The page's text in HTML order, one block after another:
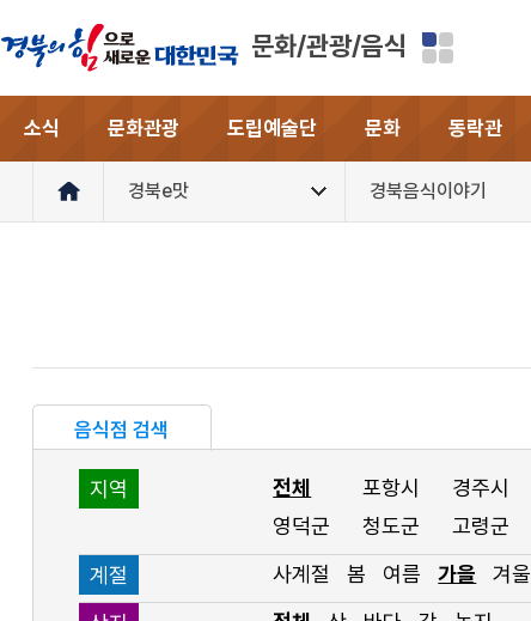
문화/관광/음식
소식 문화관광 도립예술단 문화 동락관
경북e맛 경북음식이야기
음식점 검색
지역 전체 포항시 경주시
영덕군
청도군 고령군
계절
사계절 봄 여름 가을
겨울